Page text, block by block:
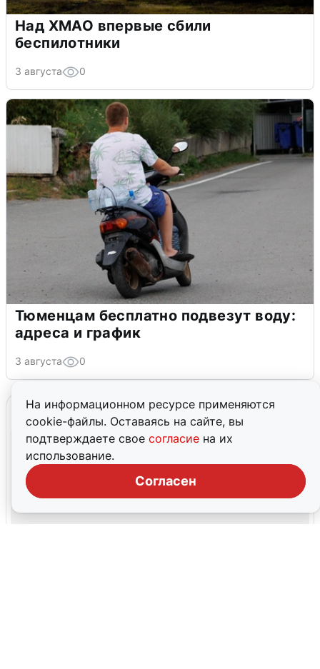
На информационном ресурсе применяются
cookie-файлы. Оставаясь на сайте, вы
подтверждаете свое согласие на их
использование.
Согласен
Над ХМАО впервые сбили
беспилотники
3 августа 0
Тюменцам бесплатно подвезут воду:
адреса и график
3 августа 0